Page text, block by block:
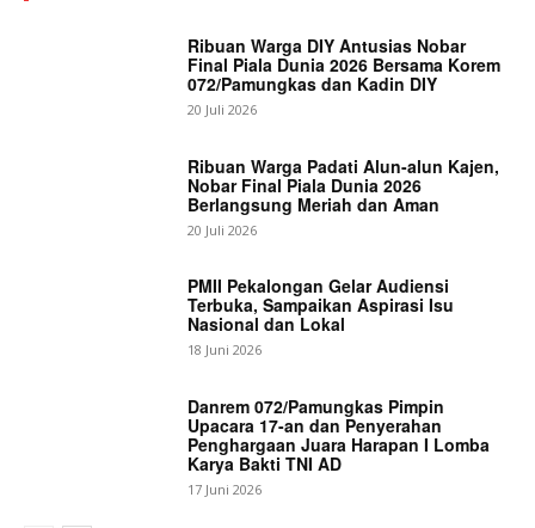
Ribuan Warga DIY Antusias Nobar
Final Piala Dunia 2026 Bersama Korem
072/Pamungkas dan Kadin DIY
20 Juli 2026
Ribuan Warga Padati Alun-alun Kajen,
Nobar Final Piala Dunia 2026
Berlangsung Meriah dan Aman
20 Juli 2026
PMII Pekalongan Gelar Audiensi
Terbuka, Sampaikan Aspirasi Isu
Nasional dan Lokal
18 Juni 2026
Danrem 072/Pamungkas Pimpin
Upacara 17-an dan Penyerahan
Penghargaan Juara Harapan I Lomba
Karya Bakti TNI AD
17 Juni 2026